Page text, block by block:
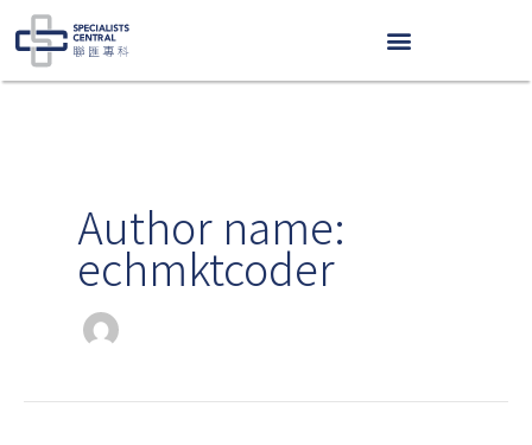
Skip
to
content
Author name:
echmktcoder